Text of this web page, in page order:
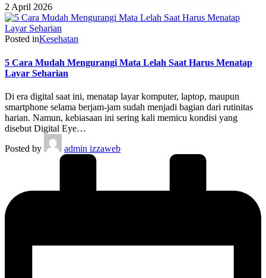
2 April 2026
Posted inKesehatan
5 Cara Mudah Mengurangi Mata Lelah Saat Harus Menatap
Layar Seharian
Di era digital saat ini, menatap layar komputer, laptop, maupun
smartphone selama berjam-jam sudah menjadi bagian dari rutinitas
harian. Namun, kebiasaan ini sering kali memicu kondisi yang
disebut Digital Eye…
Posted by
admin izzaweb